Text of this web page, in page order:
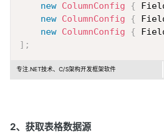
new ColumnConfig {
new ColumnConfig {
new ColumnConfig {
] ;
专注.NET技术、C/S架构开发框架软件
2、获取表格数据源